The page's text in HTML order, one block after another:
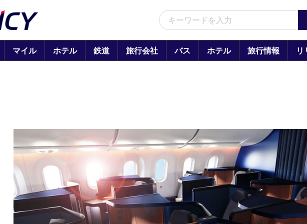
マイル ホテル 鉄道 旅行会社 バス ホテル 旅行情報 リ